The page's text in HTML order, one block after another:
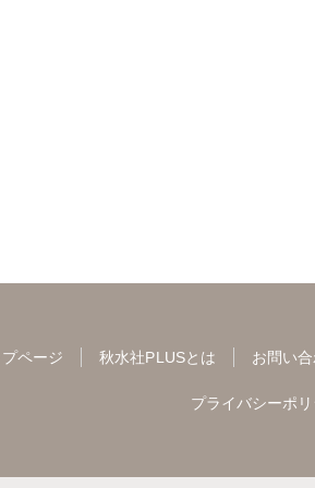
プページ 秋水社PLUSとは お問い
プライバシーポ